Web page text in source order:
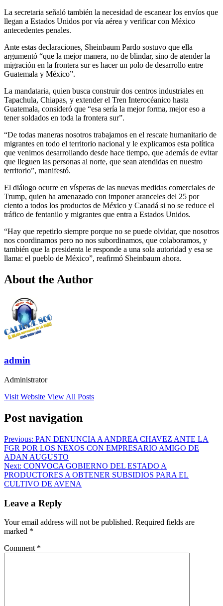
La secretaria señaló también la necesidad de escanear los envíos que
llegan a Estados Unidos por vía aérea y verificar con México
antecedentes penales.
Ante estas declaraciones, Sheinbaum Pardo sostuvo que ella
argumentó “que la mejor manera, no de blindar, sino de atender la
migración en la frontera sur es hacer un polo de desarrollo entre
Guatemala y México”.
La mandataria, quien busca construir dos centros industriales en
Tapachula, Chiapas, y extender el Tren Interocéanico hasta
Guatemala, consideró que “esa sería la mejor forma, mejor eso a
tener soldados en toda la frontera sur”.
“De todas maneras nosotros trabajamos en el rescate humanitario de
migrantes en todo el territorio nacional y le explicamos esta política
que venimos desarrollando desde hace tiempo, que además de evitar
que lleguen las personas al norte, que sean atendidas en nuestro
territorio”, manifestó.
El diálogo ocurre en vísperas de las nuevas medidas comerciales de
Trump, quien ha amenazado con imponer aranceles del 25 por
ciento a todos los productos de México y Canadá si no se reduce el
tráfico de fentanilo y migrantes que entra a Estados Unidos.
“Hay que repetirlo siempre porque no se puede olvidar, que nosotros
nos coordinamos pero no nos subordinamos, que colaboramos, y
también que la presidenta le responde a una sola autoridad y esa se
llama: el pueblo de México”, reafirmó Sheinbaum ahora.
About the Author
admin
Administrator
Visit Website View All Posts
Post navigation
Previous: PAN DENUNCIA A ANDREA CHAVEZ ANTE LA
FGR POR LOS NEXOS CON EMPRESARIO AMIGO DE
ADAN AUGUSTO
Next: CONVOCA GOBIERNO DEL ESTADO A
PRODUCTORES A OBTENER SUBSIDIOS PARA EL
CULTIVO DE AVENA
Leave a Reply
Your email address will not be published. Required fields are
marked *
Comment *